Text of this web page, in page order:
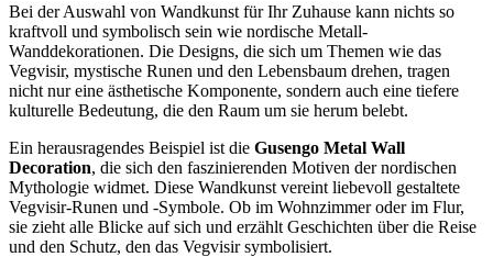
Bei der Auswahl von Wandkunst für Ihr Zuhause kann nichts so
kraftvoll und symbolisch sein wie nordische Metall-
Wanddekorationen. Die Designs, die sich um Themen wie das
Vegvisir, mystische Runen und den Lebensbaum drehen, tragen
nicht nur eine ästhetische Komponente, sondern auch eine tiefere
kulturelle Bedeutung, die den Raum um sie herum belebt.
Ein herausragendes Beispiel ist die Gusengo Metal Wall
Decoration, die sich den faszinierenden Motiven der nordischen
Mythologie widmet. Diese Wandkunst vereint liebevoll gestaltete
Vegvisir-Runen und -Symbole. Ob im Wohnzimmer oder im Flur,
sie zieht alle Blicke auf sich und erzählt Geschichten über die Reise
und den Schutz, den das Vegvisir symbolisiert.